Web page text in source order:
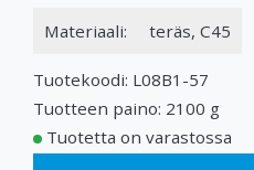
Materiaali: teräs, C45
Tuotekoodi: L08B1-57
Tuotteen paino: 2100 g
Tuotetta on varastossa